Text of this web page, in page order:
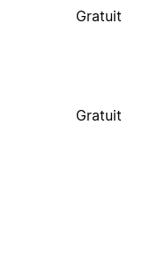
Gratuit
Gratuit